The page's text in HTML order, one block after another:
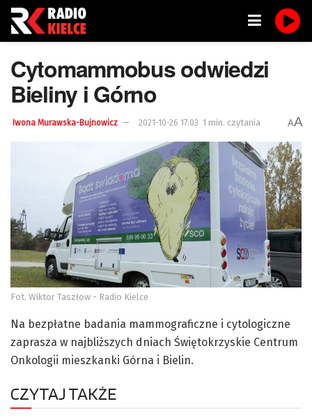
Cytomammobus odwiedzi
Bieliny i Górno
Iwona Murawska-Bujnowicz 2021-10-26 17:03 1 min. czytania AA
Fot. Wiktor Taszłow - Radio Kielce
Na bezpłatne badania mammograficzne i cytologiczne
zaprasza w najbliższych dniach Świętokrzyskie Centrum
Onkologii mieszkanki Górna i Bielin.
CZYTAJ TAKŻE